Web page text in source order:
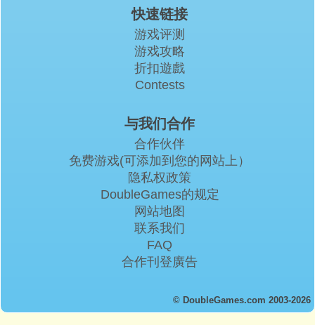
快速链接
游戏评测
游戏攻略
折扣遊戲
Contests
与我们合作
合作伙伴
免费游戏(可添加到您的网站上）
隐私权政策
DoubleGames的规定
网站地图
联系我们
FAQ
合作刊登廣告
© DoubleGames.com 2003-2026